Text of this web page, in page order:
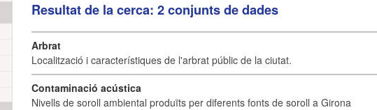
Resultat de la cerca: 2 conjunts de dades
Arbrat
Localització i característiques de l'arbrat públic de la ciutat.
Contaminació acústica
Nivells de soroll ambiental produïts per diferents fonts de soroll a Girona